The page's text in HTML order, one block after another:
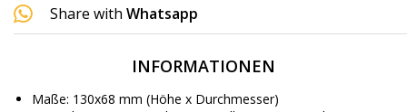
Share with Whatsapp
INFORMATIONEN
Maße: 130x68 mm (Höhe x Durchmesser)